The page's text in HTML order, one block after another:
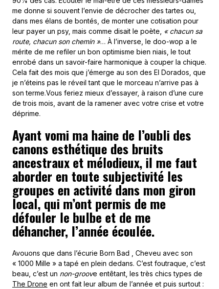
me donne si souvent l’envie de décrocher des tartes ou,
dans mes élans de bontés, de monter une cotisation pour
leur payer un psy, mais comme disait le poète,
« chacun sa
route, chacun son chemin »… À l’inverse, le doo-wop a le
mérite de me refiler un bon optimisme bien niais, le tout
enrobé dans un savoir-faire harmonique à couper la chique.
Cela fait des mois que j’émerge au son des El Dorados, que
je n’éteins pas le réveil tant que le morceau n’arrive pas à
son terme.Vous feriez mieux d’essayer, à raison d’une cure
de trois mois, avant de la ramener avec votre crise et votre
déprime.
Ayant vomi ma haine de l’oubli des
canons esthétique des bruits
ancestraux et mélodieux, il me faut
aborder en toute subjectivité les
groupes en activité dans mon giron
local, qui m’ont permis de me
défouler le bulbe et de me
déhancher, l’année écoulée.
Avouons que dans l’écurie Born Bad , Cheveu avec son
« 1000 Mille » a tapé en plein dedans. C’est foutraque, c’est
beau, c’est un non-groove entêtant, les très chics types de
The Drone en ont fait leur album de l’année et puis surtout :